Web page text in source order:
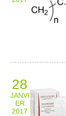
28
JANVI
ER
2017